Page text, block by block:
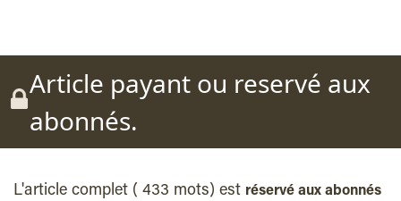
Article payant ou reservé aux
abonnés.
L'article complet ( 433 mots) est réservé aux abonnés